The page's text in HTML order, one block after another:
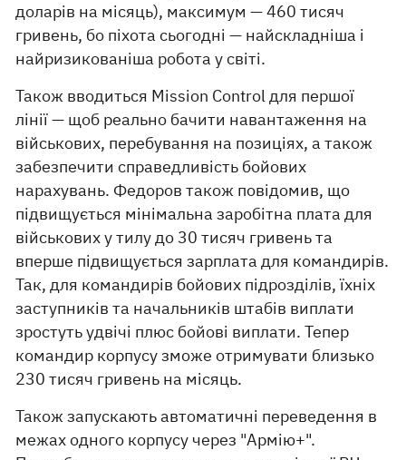
доларів на місяць), максимум — 460 тисяч
гривень, бо піхота сьогодні — найскладніша і
найризикованіша робота у світі.
Також вводиться Mission Control для першої
лінії — щоб реально бачити навантаження на
військових, перебування на позиціях, а також
забезпечити справедливість бойових
нарахувань. Федоров також повідомив, що
підвищується мінімальна заробітна плата для
військових у тилу до 30 тисяч гривень та
вперше підвищується зарплата для командирів.
Так, для командирів бойових підрозділів, їхніх
заступників та начальників штабів виплати
зростуть удвічі плюс бойові виплати. Тепер
командир корпусу зможе отримувати близько
230 тисяч гривень на місяць.
Також запускають автоматичні переведення в
межах одного корпусу через "Армію+".